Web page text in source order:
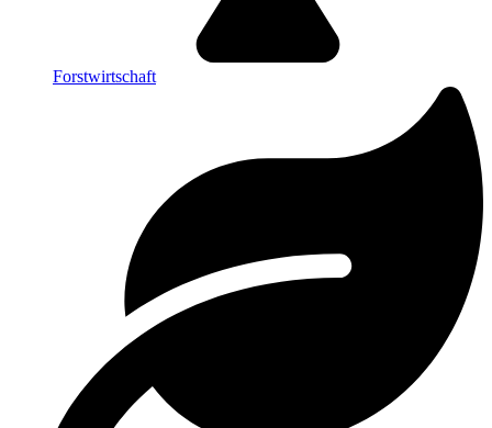
Forstwirtschaft